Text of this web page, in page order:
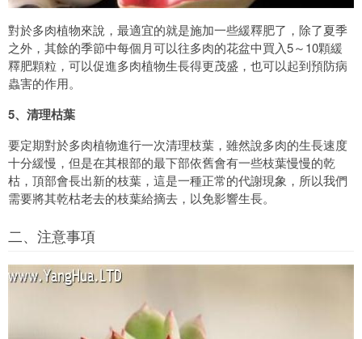
對於多肉植物來說，最適宜的就是施加一些緩釋肥了，除了夏季
之外，其餘的季節中每個月可以往多肉的花盆中買入5～10顆緩
釋肥顆粒，可以促進多肉植物生長得更茂盛，也可以起到預防病
蟲害的作用。
5、清理枯葉
要定期對於多肉植物進行一次清理枝葉，雖然說多肉的生長速度
十分緩慢，但是在其根部的最下部依舊會有一些枝葉慢慢的乾
枯，頂部會長出新的枝葉，這是一種正常的代謝現象，所以我們
需要將其乾枯老去的枝葉給摘去，以免影響生長。
二、注意事項